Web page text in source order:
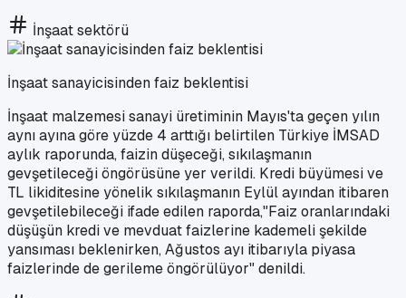
İnşaat sektörü
İnşaat sanayicisinden faiz beklentisi
İnşaat malzemesi sanayi üretiminin Mayıs'ta geçen yılın
aynı ayına göre yüzde 4 arttığı belirtilen Türkiye İMSAD
aylık raporunda, faizin düşeceği, sıkılaşmanın
gevşetileceği öngörüsüne yer verildi. Kredi büyümesi ve
TL likiditesine yönelik sıkılaşmanın Eylül ayından itibaren
gevşetilebileceği ifade edilen raporda,"Faiz oranlarındaki
düşüşün kredi ve mevduat faizlerine kademeli şekilde
yansıması beklenirken, Ağustos ayı itibarıyla piyasa
faizlerinde de gerileme öngörülüyor" denildi.